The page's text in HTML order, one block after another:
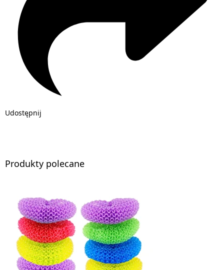
Udostępnij
Produkty polecane